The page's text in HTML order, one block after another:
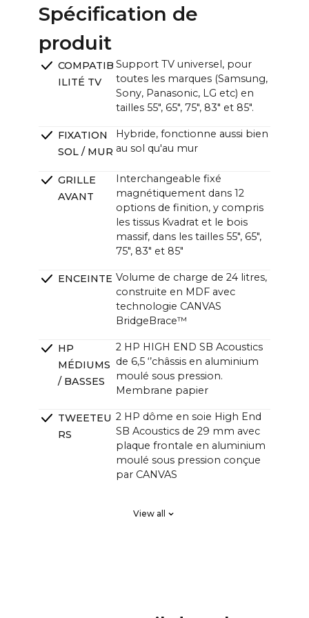
Unité CANVAS (L x H x P) :
~121,0 x ~33,0 x ~12,0cm (11,0cm sans support) /
~47.6 x ~13.0 x ~4.7 in (4.3 in sans support)
Spécification de
produit
COMPATIB
ILITÉ TV
Support TV universel, pour
toutes les marques (Samsung,
Sony, Panasonic, LG etc) en
tailles 55", 65", 75", 83" et 85".
FIXATION
SOL / MUR
Hybride, fonctionne aussi bien
au sol qu'au mur
GRILLE
AVANT
Interchangeable fixé
magnétiquement dans 12
options de finition, y compris
les tissus Kvadrat et le bois
massif, dans les tailles 55", 65",
75", 83" et 85"
ENCEINTE Volume de charge de 24 litres,
construite en MDF avec
technologie CANVAS
BridgeBrace™
HP
MÉDIUMS
/ BASSES
2 HP HIGH END SB Acoustics
de 6,5 ‘’châssis en aluminium
moulé sous pression.
Membrane papier
TWEETEU
RS
2 HP dôme en soie High End
SB Acoustics de 29 mm avec
plaque frontale en aluminium
moulé sous pression conçue
par CANVAS
faible perte, haute précision,
View all